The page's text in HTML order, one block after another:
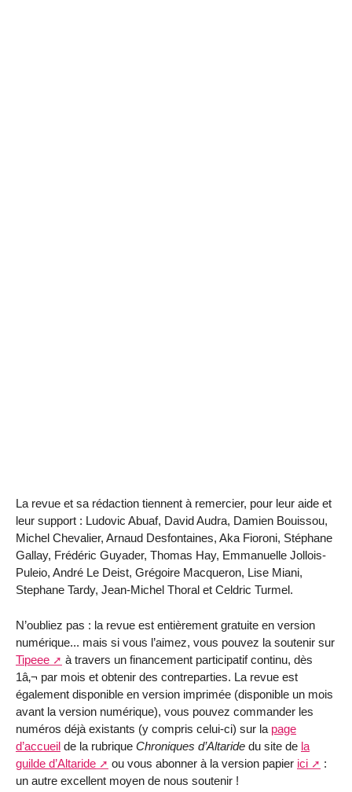
La revue et sa rédaction tiennent à remercier, pour leur aide et
leur support : Ludovic Abuaf, David Audra, Damien Bouissou,
Michel Chevalier, Arnaud Desfontaines, Aka Fioroni, Stéphane
Gallay, Frédéric Guyader, Thomas Hay, Emmanuelle Jollois-
Puleio, André Le Deist, Grégoire Macqueron, Lise Miani,
Stephane Tardy, Jean-Michel Thoral et Celdric Turmel.
N’oubliez pas : la revue est entièrement gratuite en version
numérique... mais si vous l’aimez, vous pouvez la soutenir sur
Tipeee
à travers un financement participatif continu, dès
1â‚¬ par mois et obtenir des contreparties. La revue est
également disponible en version imprimée (disponible un mois
avant la version numérique), vous pouvez commander les
numéros déjà existants (y compris celui-ci) sur la page
d’accueil de la rubrique Chroniques d’Altaride du site de la
guilde d’Altaride
ou vous abonner à la version papier ici
:
un autre excellent moyen de nous soutenir !